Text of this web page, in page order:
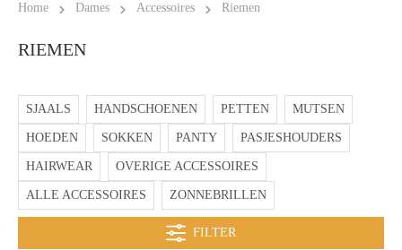
Home Dames Accessoires Riemen
RIEMEN
SJAALS HANDSCHOENEN PETTEN MUTSEN
HOEDEN SOKKEN PANTY PASJESHOUDERS
HAIRWEAR OVERIGE ACCESSOIRES
ALLE ACCESSOIRES ZONNEBRILLEN
FILTER